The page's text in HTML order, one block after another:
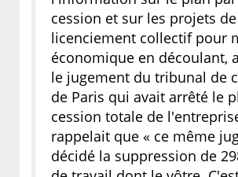
cession et sur les projets de
licenciement collectif pour
économique en découlant,
le jugement du tribunal de
de Paris qui avait arrêté le
cession totale de
rappelait que « ce même
décidé la suppression de